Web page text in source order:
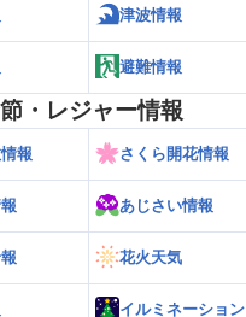
津波情報
避難情報
・レジャー情報
報 さくら開花情報
あじさい情報
花火天気
イルミネーション